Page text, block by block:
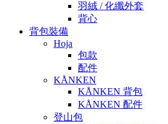
羽絨 / 化纖外套
背心
背包裝備
Hoja
包款
配件
KÅNKEN
KÅNKEN 背包
KÅNKEN 配件
登山包